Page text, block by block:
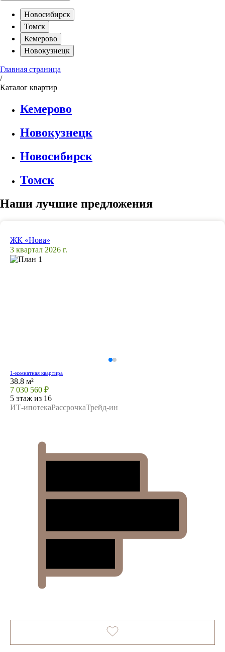
Новосибирск
Томск
Кемерово
Новокузнецк
Главная страница
/
Каталог квартир
Кемерово
Новокузнецк
Новосибирск
Томск
Наши лучшие предложения
ЖК «Нова»
3 квартал 2026 г.
1-комнатная квартира
38.8 м²
7 030 560 ₽
5 этаж из 16
ИТ-ипотекаРассрочкаТрейд-ин